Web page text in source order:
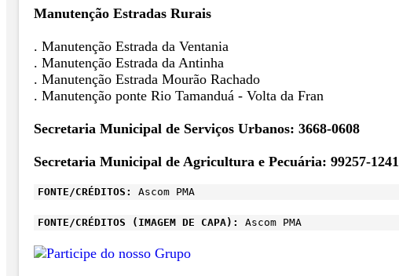
Manutenção Estradas Rurais
. Manutenção Estrada da Ventania
. Manutenção Estrada da Antinha
. Manutenção Estrada Mourão Rachado
. Manutenção ponte Rio Tamanduá - Volta da Fran
Secretaria Municipal de Serviços Urbanos: 3668-0608
Secretaria Municipal de Agricultura e Pecuária: 99257-1241
FONTE/CRÉDITOS: Ascom PMA
FONTE/CRÉDITOS (IMAGEM DE CAPA): Ascom PMA